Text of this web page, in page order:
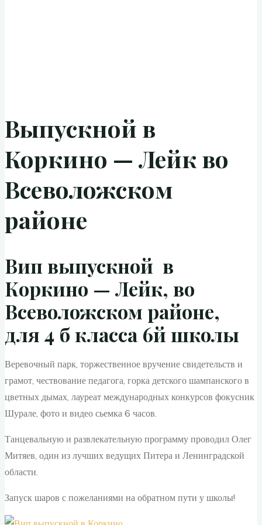
Выпускной в
Коркино — Лейк во
Всеволожском
районе
Вип выпускной в
Коркино — Лейк, во
Всеволожском районе,
для 4 б класса 6й школы
Веревочный парк, торжественное вручение свидетельств и
грамот, чествование педагога, горка детского шампанского в
цветных дымах, лауреат международных конкурсов фокусник
Шурале, фото и видео сьемка 6 часов.
Танцевальную и развлекательную программу проводил Олег
Митяев, один из лучших ведущих Питера и Ленинградской
области.
Запуск шаров с пожеланиями на обратном пути у школы!